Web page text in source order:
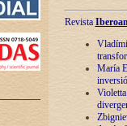
Revista
María